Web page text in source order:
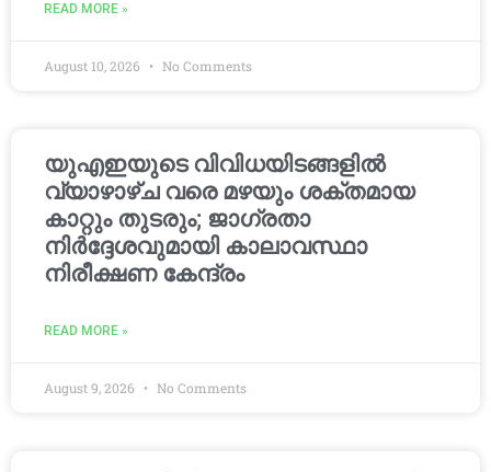
READ MORE »
August 10, 2026 No Comments
യുഎഇയുടെ വിവിധയിടങ്ങളിൽ
വ്യാഴാഴ്ച വരെ മഴയും ശക്തമായ
കാറ്റും തുടരും; ജാഗ്രതാ
നിർദ്ദേശവുമായി കാലാവസ്ഥാ
നിരീക്ഷണ കേന്ദ്രം
READ MORE »
August 9, 2026 No Comments